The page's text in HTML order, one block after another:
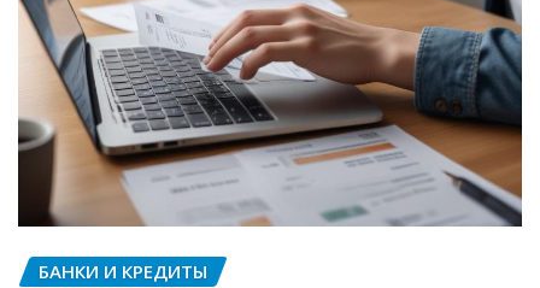
БАНКИ И КРЕДИТЫ